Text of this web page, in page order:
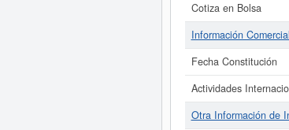
Cotiza en Bolsa
Información Comercial
Fecha Constitución
Actividades
Otra Información de